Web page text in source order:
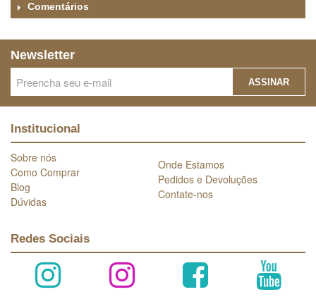
Comentários
Newsletter
ASSINAR
Institucional
Sobre nós
Como Comprar
Blog
Dúvidas
Onde Estamos
Pedidos e Devoluções
Contate-nos
Redes Sociais